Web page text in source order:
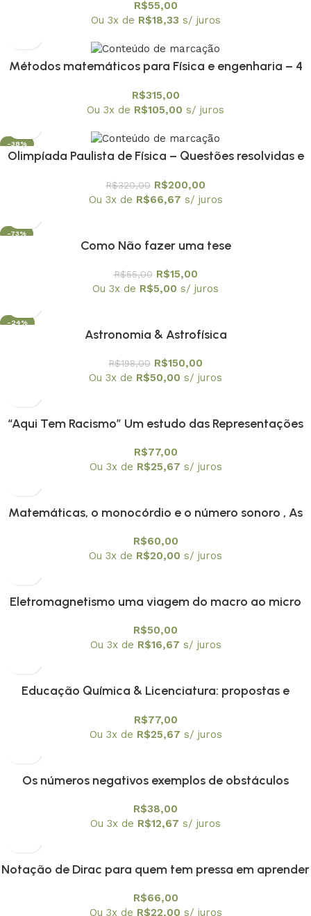
R$55,00
Ou 3x de R$18,33 s/ juros
Métodos matemáticos para Física e engenharia – 4
R$315,00
Ou 3x de R$105,00 s/ juros
-38%
Olimpíada Paulista de Física – Questões resolvidas e
R$320,00 R$200,00
Ou 3x de R$66,67 s/ juros
-73%
Como Não fazer uma tese
R$55,00 R$15,00
Ou 3x de R$5,00 s/ juros
-24%
Astronomia & Astrofísica
R$198,00 R$150,00
Ou 3x de R$50,00 s/ juros
“Aqui Tem Racismo” Um estudo das Representações
Escola
R$77,00
Ou 3x de R$25,67 s/ juros
Matemáticas, o monocórdio e o número sonoro , As
R$60,00
Ou 3x de R$20,00 s/ juros
Eletromagnetismo uma viagem do macro ao micro
R$50,00
Ou 3x de R$16,67 s/ juros
Educação Química & Licenciatura: propostas e
R$77,00
Ou 3x de R$25,67 s/ juros
Os números negativos exemplos de obstáculos
R$38,00
Ou 3x de R$12,67 s/ juros
Notação de Dirac para quem tem pressa em aprender
R$66,00
Ou 3x de R$22,00 s/ juros